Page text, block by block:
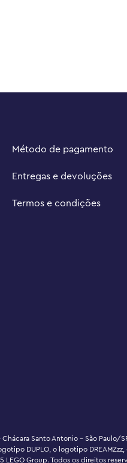
Método de pagamento
Entregas e devoluções
Termos e condições
Santo Antonio - São Paulo/
DUPLO, o logotipo
LEGO Group. Todos os direitos